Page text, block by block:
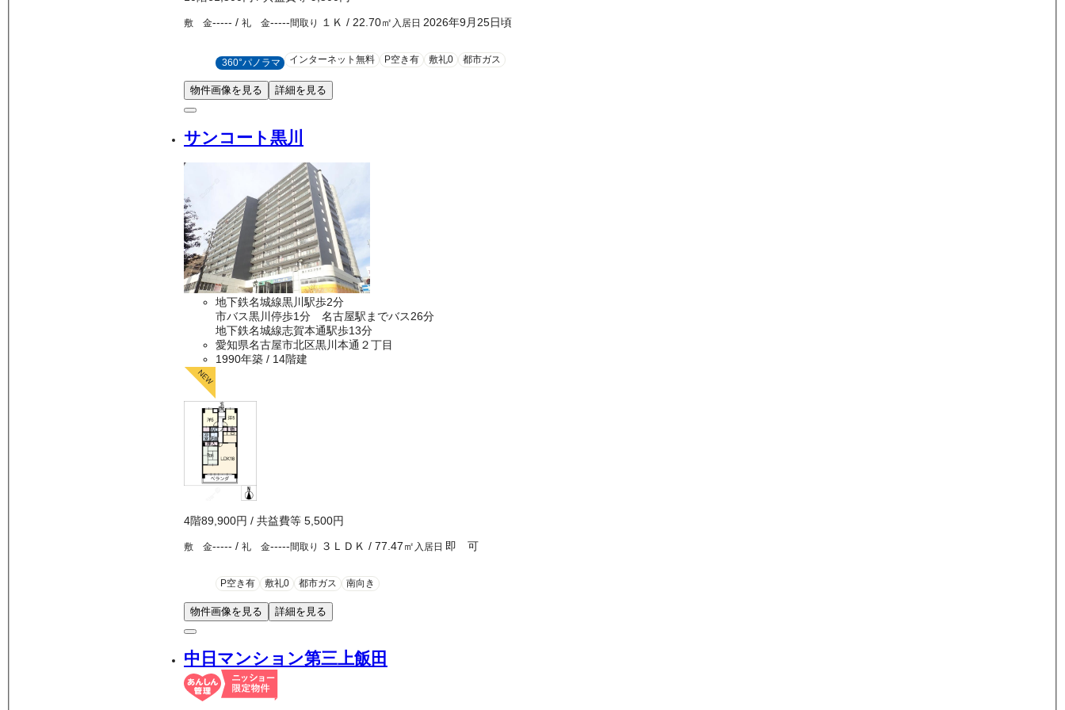
敷 金----- / 礼 金-----間取り １Ｋ / 22.70㎡ 入居日 2026年9月25日頃
360°パノラマ インターネット無料 P空き有 敷礼0 都市ガス
物件画像を見る 詳細を見る
サンコート黒川
地下鉄名城線黒川駅歩2分
市バス黒川停歩1分 名古屋駅までバス26分
地下鉄名城線志賀本通駅歩13分
愛知県名古屋市北区黒川本通２丁目
1990年築 / 14階建
4階89,900円 / 共益費等 5,500円
敷 金----- / 礼 金-----間取り ３ＬＤＫ / 77.47㎡ 入居日 即 可
P空き有 敷礼0 都市ガス 南向き
物件画像を見る 詳細を見る
中日マンション第三上飯田